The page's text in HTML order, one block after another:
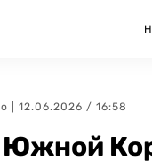
| 12.06.2026 / 16:58